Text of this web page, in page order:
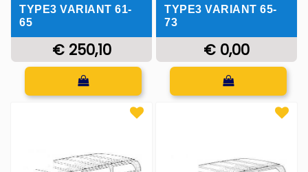
TYPE3 VARIANT 61-
65
€ 250,10
Quantità
TYPE3 VARIANT 65-
73
€ 0,00
Quantità